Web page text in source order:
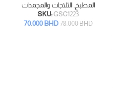
المطبخ ,الثلاجات والمجمدات
SKU:GSC1223
78.000BHD
70.000BHD